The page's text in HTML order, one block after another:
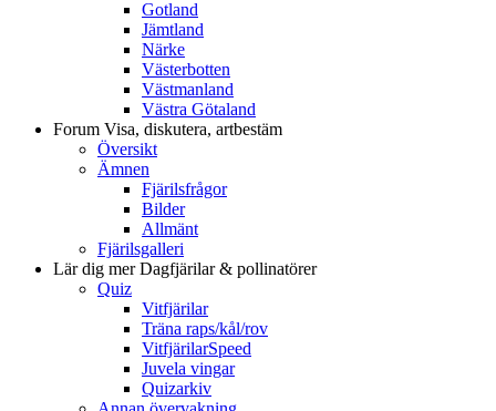
Gotland
Jämtland
Närke
Västerbotten
Västmanland
Västra Götaland
Forum Visa, diskutera, artbestäm
Översikt
Ämnen
Fjärilsfrågor
Bilder
Allmänt
Fjärilsgalleri
Lär dig merDagfjärilar & pollinatörer
Quiz
Vitfjärilar
Träna raps/kål/rov
VitfjärilarSpeed
Juvela vingar
Quizarkiv